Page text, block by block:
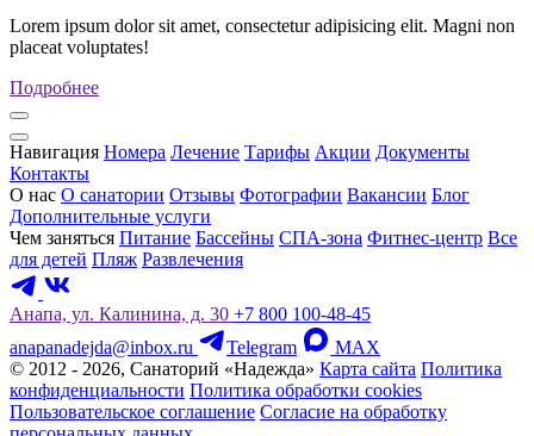
Lorem ipsum dolor sit amet, consectetur adipisicing elit. Magni non
placeat voluptates!
Подробнее
Навигация Номера Лечение Тарифы Акции Документы
Контакты
О нас О санатории Отзывы Фотографии Вакансии Блог
Дополнительные услуги
Чем заняться Питание Бассейны СПА-зона Фитнес-центр Все
для детей Пляж Развлечения
Анапа, ул. Калинина, д. 30 +7 800 100-48-45
anapanadejda@inbox.ru
Telegram
MAX
© 2012 - 2026, Санаторий «Надежда» Карта сайта Политика
конфиденциальности Политика обработки cookies
Пользовательское соглашение Согласие на обработку